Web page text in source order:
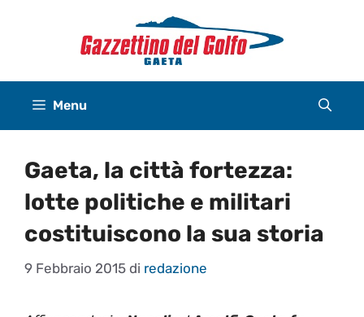
Menu
Gaeta, la città fortezza:
lotte politiche e militari
costituiscono la sua storia
9 Febbraio 2015 di redazione